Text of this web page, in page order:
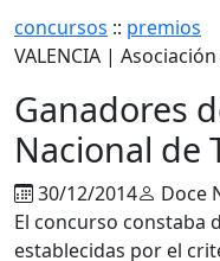
concursos :: premios
VALENCIA |
Ganadores
Nacional de
30/12/2014 Doce
El concurso constaba
establecidas por el